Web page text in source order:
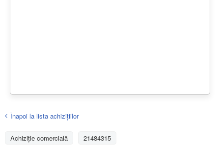
Înapoi la lista achiziţiilor
Achizițiе comercială 21484315